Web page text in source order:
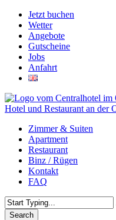
Skip
main
content
Jetzt buchen
Wetter
Angebote
Gutscheine
Jobs
Anfahrt
Menu
Zimmer & Suiten
Apartment
Restaurant
Binz / Rügen
Kontakt
FAQ
Search